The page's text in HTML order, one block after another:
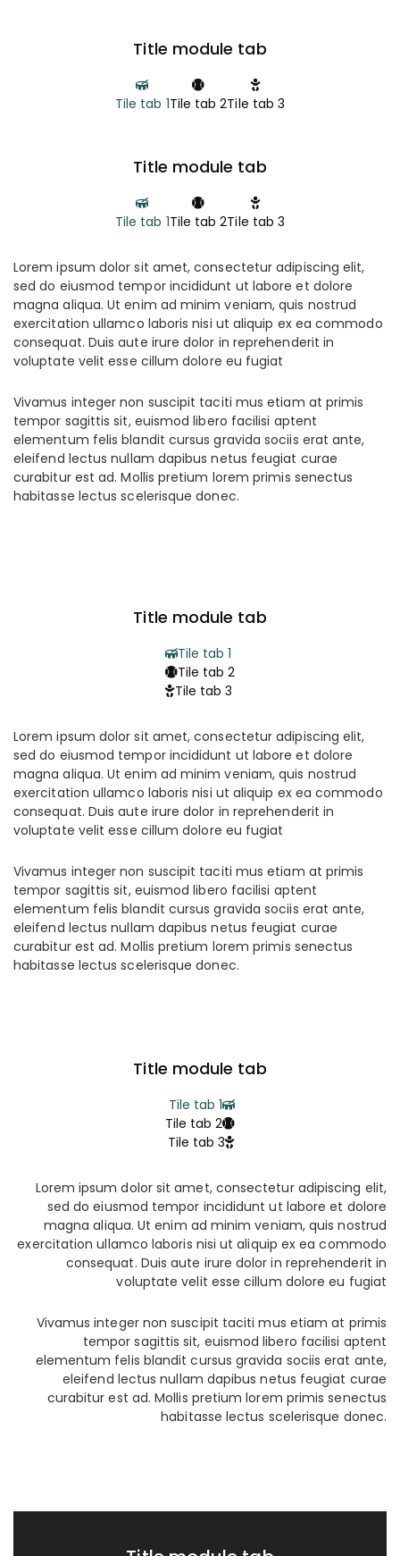
Title module tab
Tile tab 1Tile tab 2Tile tab 3
Title module tab
Tile tab 1Tile tab 2Tile tab 3
Lorem ipsum dolor sit amet, consectetur adipiscing elit,
sed do eiusmod tempor incididunt ut labore et dolore
magna aliqua. Ut enim ad minim veniam, quis nostrud
exercitation ullamco laboris nisi ut aliquip ex ea commodo
consequat. Duis aute irure dolor in reprehenderit in
voluptate velit esse cillum dolore eu fugiat
Vivamus integer non suscipit taciti mus etiam at primis
tempor sagittis sit, euismod libero facilisi aptent
elementum felis blandit cursus gravida sociis erat ante,
eleifend lectus nullam dapibus netus feugiat curae
curabitur est ad. Mollis pretium lorem primis senectus
habitasse lectus scelerisque donec.
Title module tab
Tile tab 1
Tile tab 2
Tile tab 3
Lorem ipsum dolor sit amet, consectetur adipiscing elit,
sed do eiusmod tempor incididunt ut labore et dolore
magna aliqua. Ut enim ad minim veniam, quis nostrud
exercitation ullamco laboris nisi ut aliquip ex ea commodo
consequat. Duis aute irure dolor in reprehenderit in
voluptate velit esse cillum dolore eu fugiat
Vivamus integer non suscipit taciti mus etiam at primis
tempor sagittis sit, euismod libero facilisi aptent
elementum felis blandit cursus gravida sociis erat ante,
eleifend lectus nullam dapibus netus feugiat curae
curabitur est ad. Mollis pretium lorem primis senectus
habitasse lectus scelerisque donec.
Title module tab
Tile tab 1
Tile tab 2
Tile tab 3
Lorem ipsum dolor sit amet, consectetur adipiscing elit,
sed do eiusmod tempor incididunt ut labore et dolore
magna aliqua. Ut enim ad minim veniam, quis nostrud
exercitation ullamco laboris nisi ut aliquip ex ea commodo
consequat. Duis aute irure dolor in reprehenderit in
voluptate velit esse cillum dolore eu fugiat
Vivamus integer non suscipit taciti mus etiam at primis
tempor sagittis sit, euismod libero facilisi aptent
elementum felis blandit cursus gravida sociis erat ante,
eleifend lectus nullam dapibus netus feugiat curae
curabitur est ad. Mollis pretium lorem primis senectus
habitasse lectus scelerisque donec.